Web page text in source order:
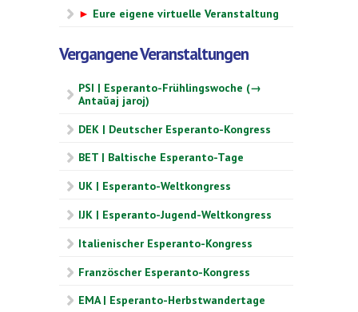
► Eure eigene virtuelle Veranstaltung
Vergangene Veranstaltungen
PSI | Esperanto-Frühlingswoche (→
Antaŭaj jaroj)
DEK | Deutscher Esperanto-Kongress
BET | Baltische Esperanto-Tage
UK | Esperanto-Weltkongress
IJK | Esperanto-Jugend-Weltkongress
Italienischer Esperanto-Kongress
Französcher Esperanto-Kongress
EMA | Esperanto-Herbstwandertage